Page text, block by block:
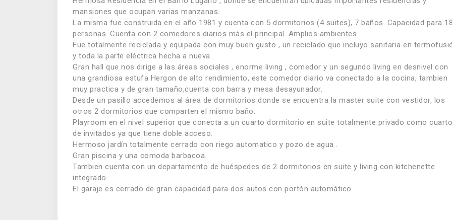
mansiones que ocupan varias manzanas.
La misma fue construida en el año 1981 y cuenta con 5 dormitorios (4 suites), 7 baños. Capacidad para
personas. Cuenta con 2 comedores diarios más el principal. Amplios ambientes.
Fue totalmente reciclada y equipada con muy buen gusto , un reciclado que incluyo sanitaria en
y toda la parte eléctrica hecha a nueva.
Gran hall que nos dirige a las áreas sociales , enorme living , comedor y un segundo living en desnivel con
una grandiosa estufa Hergon de alto rendimiento, este comedor diario va conectado a la cocina, tambien
muy practica y de gran tamaño,cuenta con barra y mesa desayunador.
Desde un pasillo accedemos al área de dormitorios donde se encuentra la master suite con vestidor, los
otros 2 dormitorios que comparten el mismo baño.
Playroom en el nivel superior que conecta a un cuarto dormitorio en suite totalmente privado como cuarto
de invitados ya que tiene doble acceso.
Hermoso jardín totalmente cerrado con riego automatico y pozo de agua .
Gran piscina y una comoda barbacoa.
Tambien cuenta con un departamento de huéspedes de 2 dormitorios en suite y living con kitchenette
integrado.
El garaje es cerrado de gran capacidad para dos autos con portón automático .